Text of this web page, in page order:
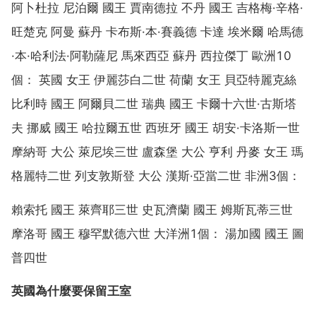
阿卜杜拉 尼泊爾 國王 賈南德拉 不丹 國王 吉格梅·辛格·
旺楚克 阿曼 蘇丹 卡布斯·本·賽義德 卡達 埃米爾 哈馬德
·本·哈利法·阿勒薩尼 馬來西亞 蘇丹 西拉傑丁 歐洲10
個： 英國 女王 伊麗莎白二世 荷蘭 女王 貝亞特麗克絲
比利時 國王 阿爾貝二世 瑞典 國王 卡爾十六世·古斯塔
夫 挪威 國王 哈拉爾五世 西班牙 國王 胡安·卡洛斯一世
摩納哥 大公 萊尼埃三世 盧森堡 大公 亨利 丹麥 女王 瑪
格麗特二世 列支敦斯登 大公 漢斯·亞當二世 非洲3個：
賴索托 國王 萊齊耶三世 史瓦濟蘭 國王 姆斯瓦蒂三世
摩洛哥 國王 穆罕默德六世 大洋洲1個： 湯加國 國王 圖
普四世
英國為什麼要保留王室